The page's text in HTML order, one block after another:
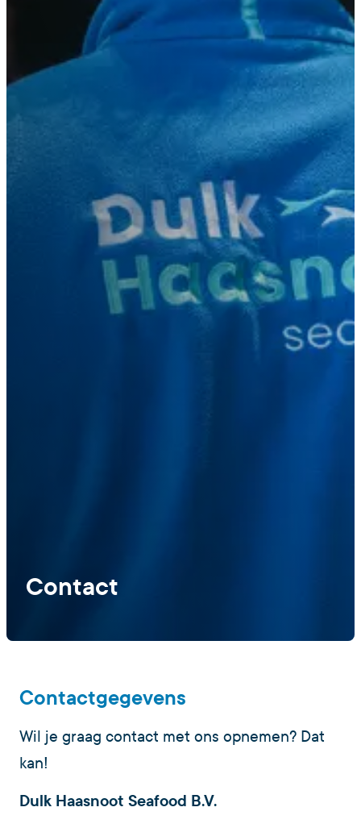
Contact
Contactgegevens
Wil je graag contact met ons opnemen? Dat
kan!
Dulk Haasnoot Seafood B.V.